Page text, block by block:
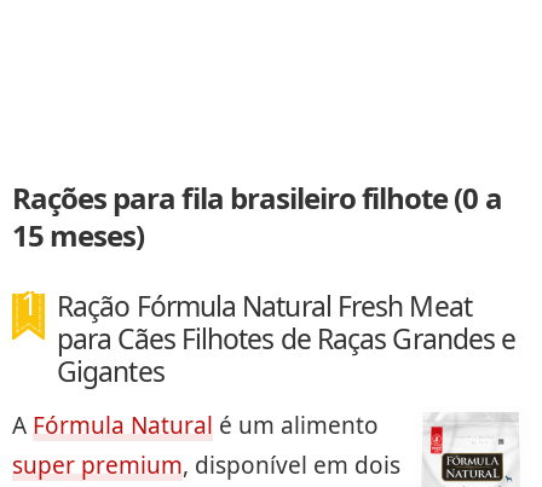
Rações para fila brasileiro filhote (0 a
15 meses)
Ração Fórmula Natural Fresh Meat
para Cães Filhotes de Raças Grandes e
Gigantes
A Fórmula Natural é um alimento
super premium, disponível em dois